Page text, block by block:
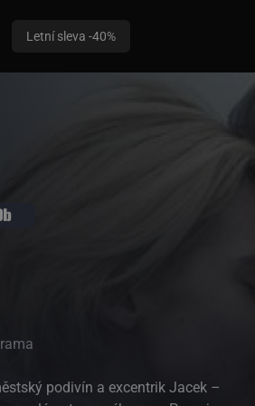
Letní sleva -40%
podivín a excentrik Jacek –